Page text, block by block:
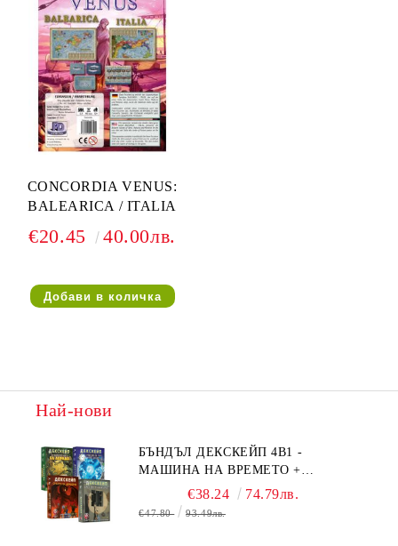
CONCORDIA VENUS:
BALEARICA / ITALIA
€20.45 40.00лв.
Най-нови
БЪНДЪЛ ДЕКСКЕЙП 4В1 -
МАШИНА НА ВРЕМЕТО +
БЯГСТВО ОТ АЛКАТРАЗ +
ТАЙНИТЕ НА ЕЛ ДОРАДО +
€38.24 74.79лв.
€47.80 93.49лв.